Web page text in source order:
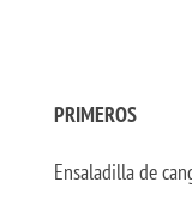
PRIMEROS
Ensaladilla de